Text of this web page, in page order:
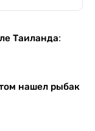
Таиланда:
нашел рыбак